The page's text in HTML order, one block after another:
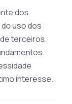
dos
uso dos
terceiros.
interesse.